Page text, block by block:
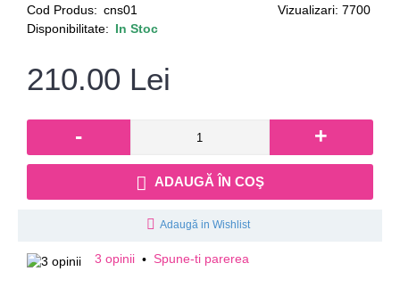
Vizualizari: 7700
Cod Produs: cns01
Disponibilitate: In Stoc
210.00 Lei
- +
ADAUGĂ ÎN COŞ
Adaugă in Wishlist
3 opinii • Spune-ti parerea